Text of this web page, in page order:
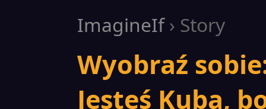
ImagineIf› Story
Wyobraź
Jesteś Kuba,